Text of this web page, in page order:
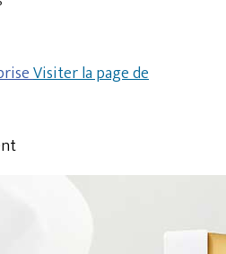
Visiter la page de